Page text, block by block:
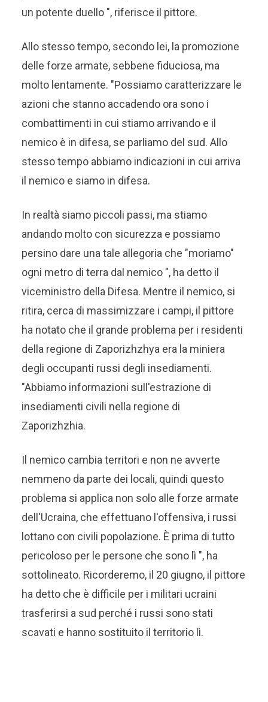
un potente duello ", riferisce il pittore.
Allo stesso tempo, secondo lei, la promozione
delle forze armate, sebbene fiduciosa, ma
molto lentamente. "Possiamo caratterizzare le
azioni che stanno accadendo ora sono i
combattimenti in cui stiamo arrivando e il
nemico è in difesa, se parliamo del sud. Allo
stesso tempo abbiamo indicazioni in cui arriva
il nemico e siamo in difesa.
In realtà siamo piccoli passi, ma stiamo
andando molto con sicurezza e possiamo
persino dare una tale allegoria che "moriamo"
ogni metro di terra dal nemico ", ha detto il
viceministro della Difesa. Mentre il nemico, si
ritira, cerca di massimizzare i campi, il pittore
ha notato che il grande problema per i residenti
della regione di Zaporizhzhya era la miniera
degli occupanti russi degli insediamenti.
"Abbiamo informazioni sull'estrazione di
insediamenti civili nella regione di
Zaporizhzhia.
Il nemico cambia territori e non ne avverte
nemmeno da parte dei locali, quindi questo
problema si applica non solo alle forze armate
dell'Ucraina, che effettuano l'offensiva, i russi
lottano con civili popolazione. È prima di tutto
pericoloso per le persone che sono lì ", ha
sottolineato. Ricorderemo, il 20 giugno, il pittore
ha detto che è difficile per i militari ucraini
trasferirsi a sud perché i russi sono stati
scavati e hanno sostituito il territorio lì.